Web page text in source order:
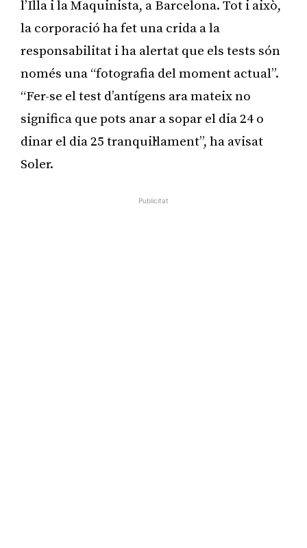
l’Illa i la Maquinista, a Barcelona. Tot i això,
la corporació ha fet una crida a la
responsabilitat i ha alertat que els tests són
només una “fotografia del moment actual”.
“Fer-se el test d’antígens ara mateix no
significa que pots anar a sopar el dia 24 o
dinar el dia 25 tranquil·lament”, ha avisat
Soler.
Publicitat